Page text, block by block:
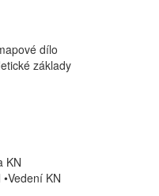
dílo
základy
KN
KN